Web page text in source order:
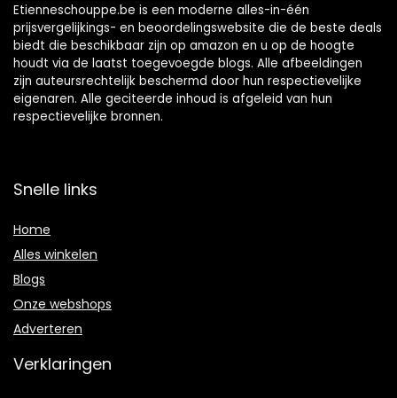
Etienneschouppe.be is een moderne alles-in-één
prijsvergelijkings- en beoordelingswebsite die de beste deals
biedt die beschikbaar zijn op amazon en u op de hoogte
houdt via de laatst toegevoegde blogs. Alle afbeeldingen
zijn auteursrechtelijk beschermd door hun respectievelijke
eigenaren. Alle geciteerde inhoud is afgeleid van hun
respectievelijke bronnen.
Snelle links
Home
Alles winkelen
Blogs
Onze webshops
Adverteren
Verklaringen